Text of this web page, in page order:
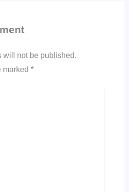
will not be published.
marked *